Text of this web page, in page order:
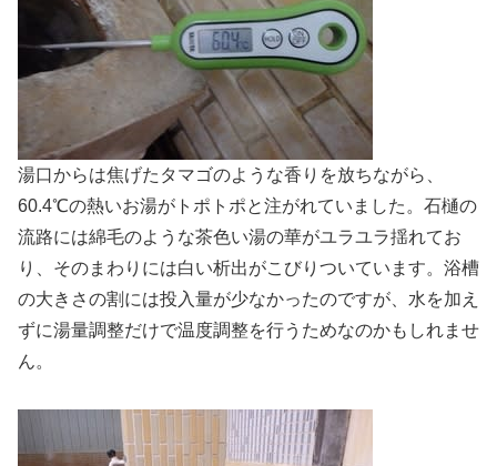
湯口からは焦げたタマゴのような香りを放ちながら、
60.4℃の熱いお湯がトポトポと注がれていました。石樋の
流路には綿毛のような茶色い湯の華がユラユラ揺れてお
り、そのまわりには白い析出がこびりついています。浴槽
の大きさの割には投入量が少なかったのですが、水を加え
ずに湯量調整だけで温度調整を行うためなのかもしれませ
ん。